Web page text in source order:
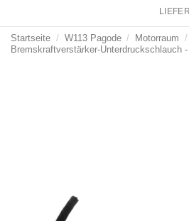
Startseite W113 Pagode
Motorraum
Bremskraftverstärker-Unterdruckschlauch